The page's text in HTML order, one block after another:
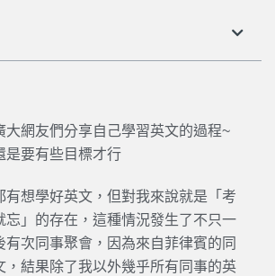
大網友們分享自己學習英文的過程~
是要有些目標才行
有想學好英文，但對我來說就是「考
忘」的存在，這種情況發生了不只一
有次同事聚會，因為來自菲律賓的同
，結果除了我以外幾乎所有同事的英